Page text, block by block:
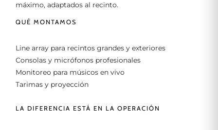
máximo, adaptados al recinto.
QUÉ MONTAMOS
Line array para recintos grandes y exteriores
Consolas y micrófonos profesionales
Monitoreo para músicos en vivo
Tarimas y proyección
LA DIFERENCIA ESTÁ EN LA OPERACIÓN